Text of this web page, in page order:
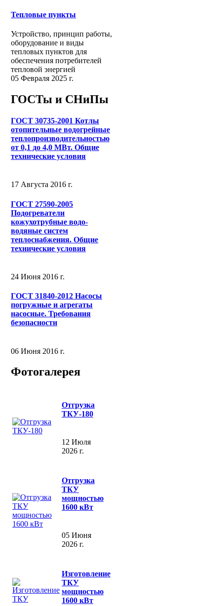
Тепловые пункты
Устройство, принцип работы,
оборудование и виды
тепловых пунктов для
обеспечения потребителей
тепловой энергией
05 Февраля 2025 г.
ГОСТы и СНиПы
ГОСТ 30735-2001 Котлы
отопительные водогрейные
теплопроизводительностью
от 0,1 до 4,0 МВт. Общие
технические условия
17 Августа 2016 г.
ГОСТ 27590-2005
Подогреватели
кожухотрубные водо-
водяные систем
теплоснабжения. Общие
технические условия
24 Июня 2016 г.
ГОСТ 31840-2012 Насосы
погружные и агрегаты
насосные. Требования
безопасности
06 Июня 2016 г.
Фотогалерея
Отгрузка
ТКУ-180
12 Июля
2026 г.
Отгрузка
ТКУ
мощностью
1600 кВт
05 Июня
2026 г.
Изготовление
ТКУ
мощностью
1600 кВт